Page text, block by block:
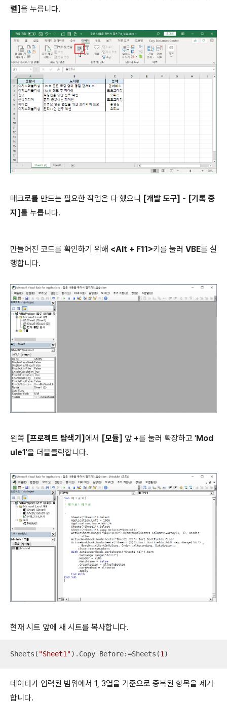
렬]을 누릅니다.
매크로를 만드는 필요한 작업은 다 했으니 [개발 도구] - [기록 중
지]를 누릅니다.
만들어진 코드를 확인하기 위해 <Alt + F11>키를 눌러 VBE를 실
행합니다.
왼쪽 [프로젝트 탐색기]에서 [모듈] 앞 +를 눌러 확장하고 'Mod
ule1'을 더블클릭합니다.
현재 시트 앞에 새 시트를 복사합니다.
Sheets( "Sheet1").Copy Before:=Sheets(1 )
데이터가 입력된 범위에서 1, 3열을 기준으로 중복된 항목을 제거
합니다.